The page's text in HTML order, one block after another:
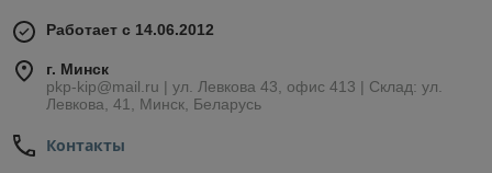
Работает с 14.06.2012
г. Минск
pkp-kip@mail.ru | ул. Левкова 43, офис 413 | Склад: ул.
Левкова, 41, Минск, Беларусь
Контакты